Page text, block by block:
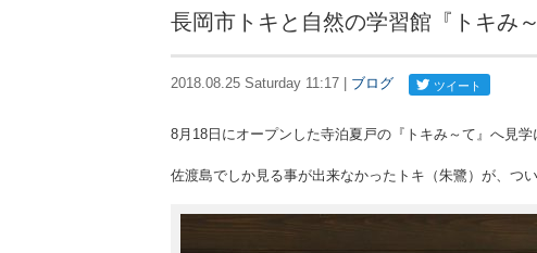
長岡市トキと自然の学習館『トキみ～
2018.08.25 Saturday 11:17 | ブログ
8月18日にオープンした寺泊夏戸の『トキみ～て』へ見学
佐渡島でしか見る事が出来なかったトキ（朱鷺）が、つ